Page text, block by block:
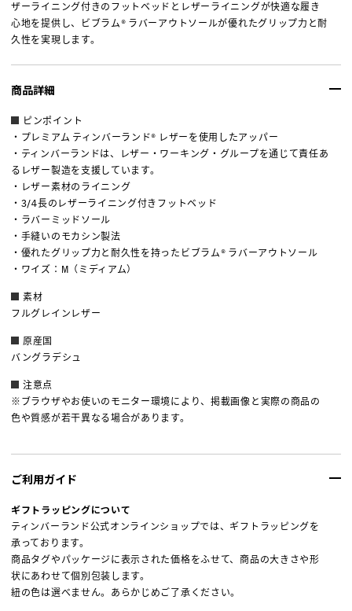
ザーライニング付きのフットベッドとレザーライニングが快適な履き
心地を提供し、ビブラム® ラバーアウトソールが優れたグリップ力と耐
久性を実現します。
商品詳細
ピンポイント
・プレミアム ティンバーランド® レザーを使用したアッパー
・ティンバーランドは、レザー・ワーキング・グループを通じて責任あ
るレザー製造を支援しています。
・レザー素材のライニング
・3/4長のレザーライニング付きフットベッド
・ラバーミッドソール
・手縫いのモカシン製法
・優れたグリップ力と耐久性を持ったビブラム® ラバーアウトソール
・ワイズ：M（ミディアム）
素材
フルグレインレザー
原産国
バングラデシュ
注意点
※ブラウザやお使いのモニター環境により、掲載画像と実際の商品の
色や質感が若干異なる場合があります。
ご利用ガイド
ギフトラッピングについて
ティンバーランド公式オンラインショップでは、ギフトラッピングを
承っております。
商品タグやパッケージに表示された価格をふせて、商品の大きさや形
状にあわせて個別包装します。
紐の色は選べません。あらかじめご了承ください。